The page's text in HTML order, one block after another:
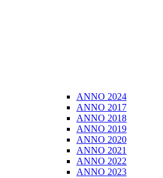
ANNO 2024
ANNO 2017
ANNO 2018
ANNO 2019
ANNO 2020
ANNO 2021
ANNO 2022
ANNO 2023